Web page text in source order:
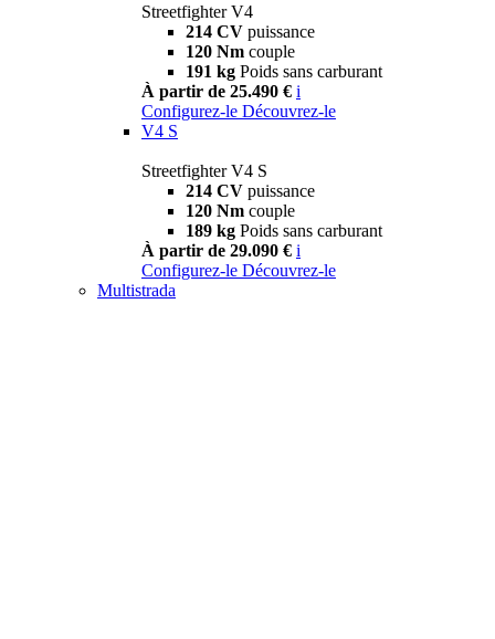
Streetfighter V4
214 CV puissance
120 Nm couple
191 kg Poids sans carburant
À partir de 25.490 € i
Configurez-le Découvrez-le
V4 S
Streetfighter V4 S
214 CV puissance
120 Nm couple
189 kg Poids sans carburant
À partir de 29.090 € i
Configurez-le Découvrez-le
Multistrada